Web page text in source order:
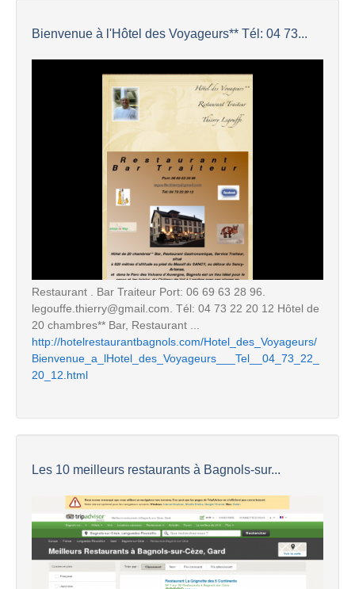
Bienvenue à l'Hôtel des Voyageurs** Tél: 04 73...
Restaurant . Bar Traiteur Port: 06 69 63 28 96.
legouffe.thierry@gmail.com. Tél: 04 73 22 20 12 Hôtel de
20 chambres** Bar, Restaurant ...
http://hotelrestaurantbagnols.com/Hotel_des_Voyageurs/
Bienvenue_a_lHotel_des_Voyageurs___Tel__04_73_22_
20_12.html
Les 10 meilleurs restaurants à Bagnols-sur...